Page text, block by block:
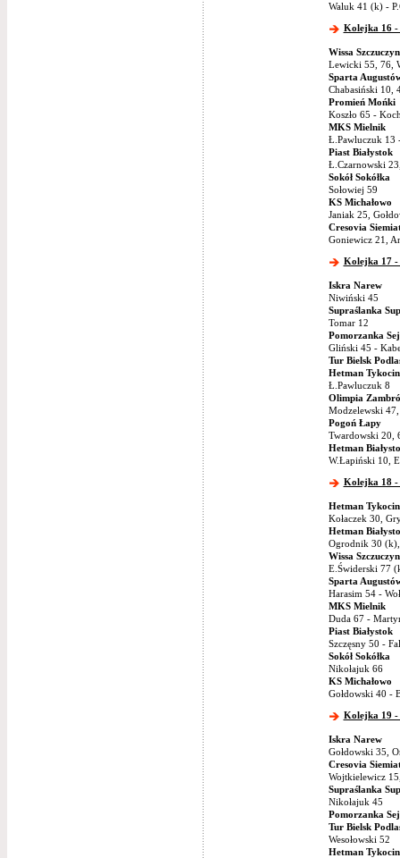
Waluk 41 (k) -
Kolejka 16 -
Wissa Szczuczyn
Lewicki 55, 76,
Sparta
Chabasiński 10,
Promień Mońki
Koszło 65 -
MKS Mielnik
Ł.Pawluczuk 13
Piast Białystok
Ł.Czarnowski
Sokół Sokółka
Sołowiej 59
KS Michałowo
Janiak 25,
Cresovia
Goniewicz 21,
Kolejka 17 -
Iskra Narew
Niwiński 45
Supraślanka
Tomar 12
Pomorzanka
Gliński 45 -
Tur Bielsk
Hetman Tykocin
Ł.Pawluczuk 8
Olimpia
Modzelewski
Pogoń Łapy
Twardowski 20,
Hetman
W.Łapiński 10,
Kolejka 18 -
Hetman Tykocin
Kołaczek 30,
Hetman
Ogrodnik 30
Wissa Szczuczyn
E.Świderski 77
Sparta
Harasim 54 -
MKS Mielnik
Duda 67 -
Piast Białystok
Szczęsny 50 -
Sokół Sokółka
Nikołajuk 66
KS Michałowo
Gołdowski 40 -
Kolejka 19 -
Iskra Narew
Gołdowski 35,
Cresovia
Wojtkielewicz
Supraślanka
Nikołajuk 45
Pomorzanka
Tur Bielsk
Wesołowski 52
Hetman Tykocin